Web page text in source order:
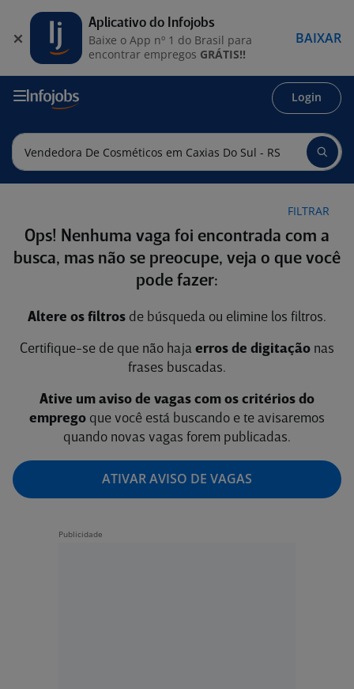
Login
FILTRAR
Ops! Nenhuma vaga foi encontrada com a
busca, mas não se preocupe, veja o que você
pode fazer:
Altere os filtros de búsqueda ou elimine los filtros.
Certifique-se de que não haja erros de digitação nas
frases buscadas.
Ative um aviso de vagas com os critérios do
emprego que você está buscando e te avisaremos
quando novas vagas forem publicadas.
ATIVAR AVISO DE VAGAS
Aplicativo do Infojobs
Baixe o App nº 1 do Brasil para
encontrar empregos GRÁTIS!!
BAIXAR